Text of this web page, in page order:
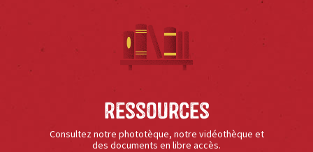
Ressources
Consultez notre phototèque, notre vidéothèque et
des documents en libre accès.